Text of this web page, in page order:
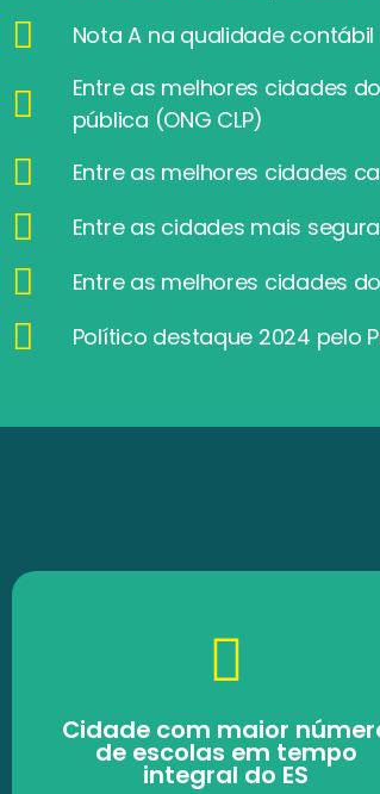
Nota A na qualidade
Entre as melhores cidades
pública (ONG CLP)
Entre as melhores cidades
Entre as cidades mais
Entre as melhores cidades
Político destaque 2024 pelo
Cidade com maior
de escolas em tempo
integral do ES